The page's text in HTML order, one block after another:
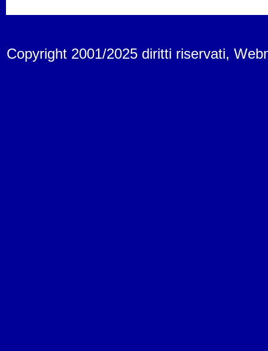
Copyright 2001/2025 diritti riservati,